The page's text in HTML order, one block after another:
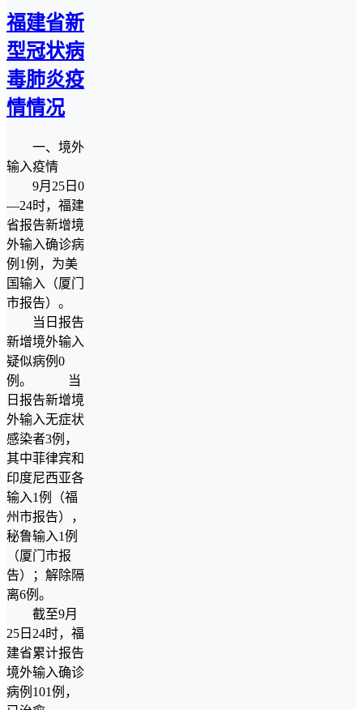
福建省新
型冠状病
毒肺炎疫
情情况
一、境外
输入疫情
9月25日0
—24时，福建
省报告新增境
外输入确诊病
例1例，为美
国输入（厦门
市报告）。
当日报告
新增境外输入
疑似病例0
例。 当
日报告新增境
外输入无症状
感染者3例，
其中菲律宾和
印度尼西亚各
输入1例（福
州市报告），
秘鲁输入1例
（厦门市报
告）；解除隔
离6例。
截至9月
25日24时，福
建省累计报告
境外输入确诊
病例101例，